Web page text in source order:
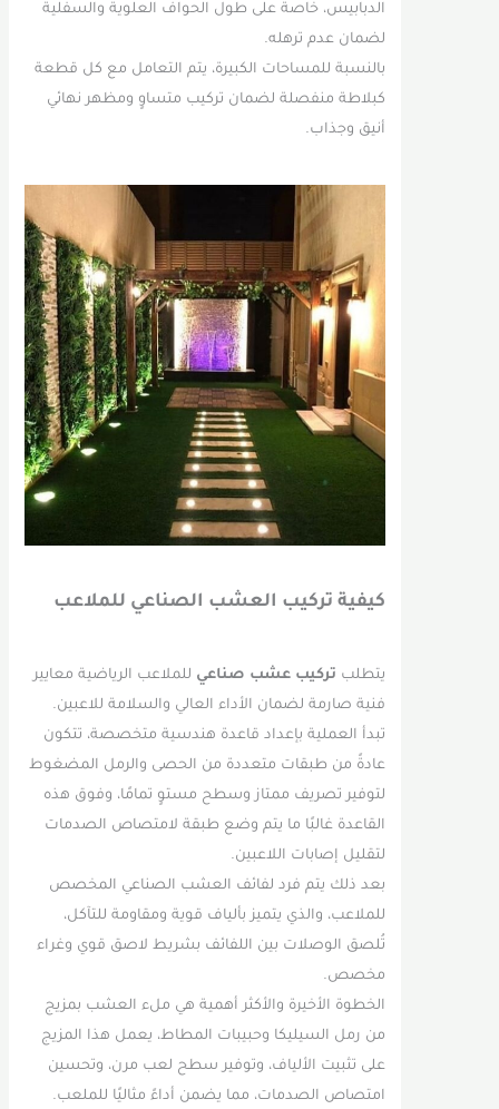
الدبابيس، خاصة على طول الحواف العلوية والسفلية
لضمان عدم ترهله.
بالنسبة للمساحات الكبيرة، يتم التعامل مع كل قطعة
كبلاطة منفصلة لضمان تركيب متساوٍ ومظهر نهائي
أنيق وجذاب.
كيفية تركيب العشب الصناعي للملاعب
يتطلبتركيب عشب صناعيللملاعب الرياضية معايير
فنية صارمة لضمان الأداء العالي والسلامة للاعبين.
تبدأ العملية بإعداد قاعدة هندسية متخصصة، تتكون
عادةً من طبقات متعددة من الحصى والرمل المضغوط
لتوفير تصريف ممتاز وسطح مستوٍ تمامًا، وفوق هذه
القاعدة غالبًا ما يتم وضع طبقة لامتصاص الصدمات
لتقليل إصابات اللاعبين.
بعد ذلك يتم فرد لفائف العشب الصناعي المخصص
للملاعب، والذي يتميز بألياف قوية ومقاومة للتآكل،
تُلصق الوصلات بين اللفائف بشريط لاصق قوي وغراء
مخصص.
الخطوة الأخيرة والأكثر أهمية هي ملء العشب بمزيج
من رمل السيليكا وحبيبات المطاط، يعمل هذا المزيج
على تثبيت الألياف، وتوفير سطح لعب مرن، وتحسين
امتصاص الصدمات، مما يضمن أداءً مثاليًا للملعب.